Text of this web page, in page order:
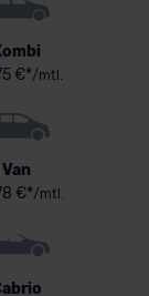
€*/mtl.
Van
€*/mtl.